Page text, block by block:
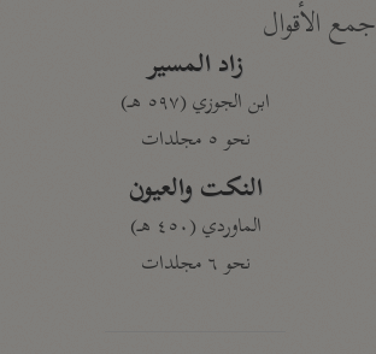
جمع الأقوال
زاد المسير
ابن الجوزي (٥٩٧ هـ)
نحو ٥ مجلدات
النكت والعيون
الماوردي (٤٥٠ هـ)
نحو ٦ مجلدات